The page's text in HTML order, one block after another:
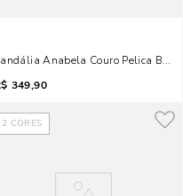
Anabela Couro Pelica Bico
349,90
2 CORES